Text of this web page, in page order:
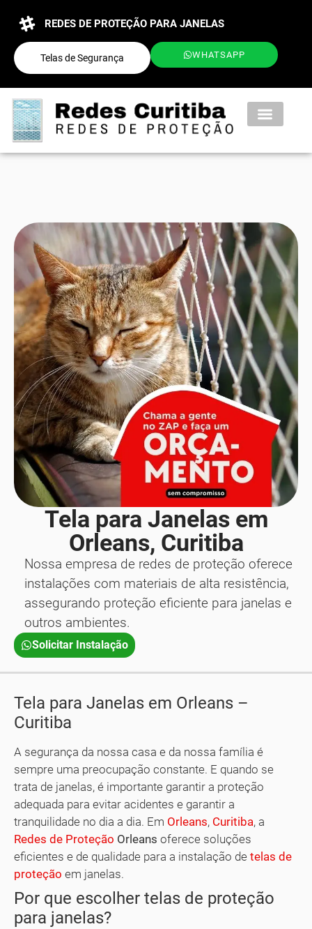
REDES DE PROTEÇÃO PARA JANELAS
Telas de Segurança WHATSAPP
Tela para Janelas em
Orleans, Curitiba
Nossa empresa de redes de proteção oferece
instalações com materiais de alta resistência,
assegurando proteção eficiente para janelas e
outros ambientes.
Solicitar Instalação
Tela para Janelas em Orleans –
Curitiba
A segurança da nossa casa e da nossa família é
sempre uma preocupação constante. E quando se
trata de janelas, é importante garantir a proteção
adequada para evitar acidentes e garantir a
tranquilidade no dia a dia. Em Orleans, Curitiba, a
Redes de Proteção Orleans oferece soluções
eficientes e de qualidade para a instalação de telas de
proteção em janelas.
Por que escolher telas de proteção
para janelas?